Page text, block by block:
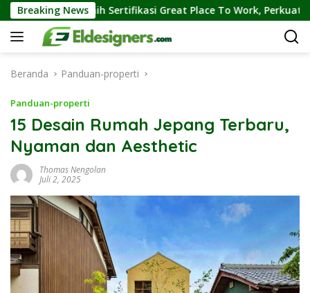
Langsung
ke
konten
Breaking News
Sertifikasi Great Place To Work, Perkuat Kebiasaan Global
Beranda Panduan-properti
Panduan-properti
15 Desain Rumah Jepang Terbaru,
Nyaman dan Aesthetic
Thomas Nengolan
Juli 2, 2025